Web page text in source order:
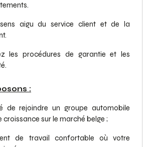
aigu du service client et de la
les procédures de garantie et les
:
de rejoindre un groupe automobile
sur le marché belge ;
de travail confortable où votre